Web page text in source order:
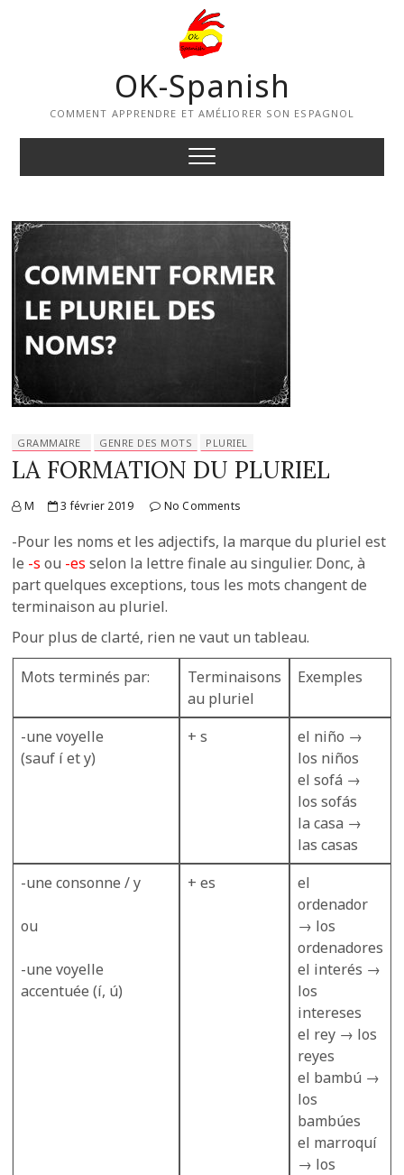
OK-Spanish
COMMENT APPRENDRE ET AMÉLIORER SON ESPAGNOL
GRAMMAIRE GENRE DES MOTS PLURIEL
LA FORMATION DU PLURIEL
M 3 février 2019 No Comments
-Pour les noms et les adjectifs, la marque du pluriel est
le -s ou -esselon la lettre finale au singulier. Donc, à
part quelques exceptions, tous les mots changent de
terminaison au pluriel.
Pour plus de clarté, rien ne vaut un tableau.
Mots terminés par:
Terminaisons
au pluriel
Exemples
-une voyelle
(sauf í et y)
+ s
el niño →
los niños
el sofá →
los sofás
la casa →
las casas
-une consonne / y
ou
-une voyelle
accentuée (í, ú)
+ es
el
ordenador
→ los
ordenadores
el interés →
los
intereses
el rey → los
reyes
el bambú →
los
bambúes
el marroquí
→ los